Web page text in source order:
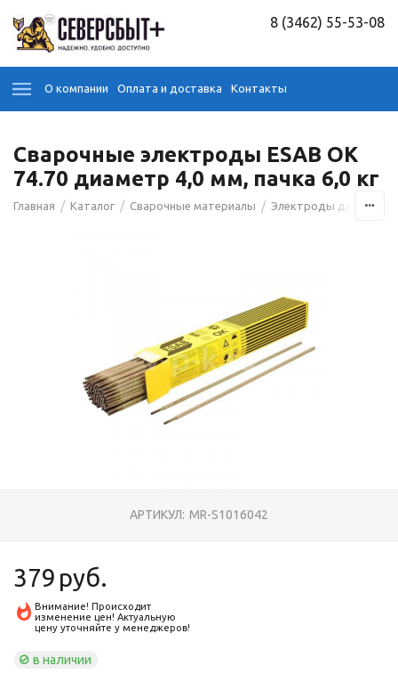
8 (3462) 55-53-08
О компании Оплата и доставка Контакты
Сварочные электроды ESAB OK
74.70 диаметр 4,0 мм, пачка 6,0 кг
Главная / Каталог / Сварочные материалы / Электроды для сварки
АРТИКУЛ: MR-S1016042
379 руб.
Внимание! Происходит
изменение цен! Актуальную
цену уточняйте у менеджеров!
в наличии